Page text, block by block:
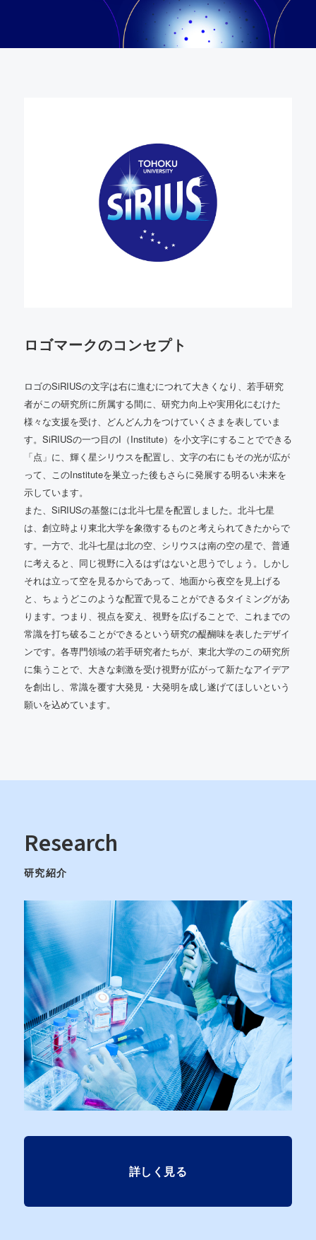
ロゴマークのコンセプト
ロゴのSiRIUSの文字は右に進むにつれて大きくなり、若手研究
者がこの研究所に所属する間に、研究力向上や実用化にむけた
様々な支援を受け、どんどん力をつけていくさまを表していま
す。SiRIUSの一つ目のI（Institute）を小文字にすることでできる
「点」に、輝く星シリウスを配置し、文字の右にもその光が広が
って、このInstituteを巣立った後もさらに発展する明るい未来を
示しています。
また、SiRIUSの基盤には北斗七星を配置しました。北斗七星
は、創立時より東北大学を象徴するものと考えられてきたからで
す。一方で、北斗七星は北の空、シリウスは南の空の星で、普通
に考えると、同じ視野に入るはずはないと思うでしょう。しかし
それは立って空を見るからであって、地面から夜空を見上げる
と、ちょうどこのような配置で見ることができるタイミングがあ
ります。つまり、視点を変え、視野を広げることで、これまでの
常識を打ち破ることができるという研究の醍醐味を表したデザイ
ンです。各専門領域の若手研究者たちが、東北大学のこの研究所
に集うことで、大きな刺激を受け視野が広がって新たなアイデア
を創出し、常識を覆す大発見・大発明を成し遂げてほしいという
願いを込めています。
Research
研究紹介
詳しく見る